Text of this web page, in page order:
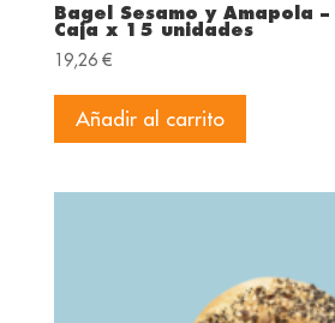
Bagel Sesamo y Amapola –
Caja x 15 unidades
19,26 €
Añadir al carrito